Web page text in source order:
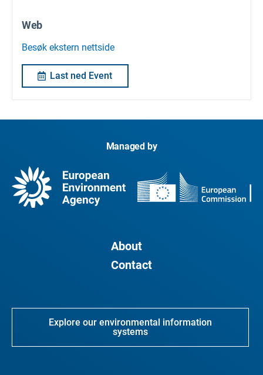
Web
Besøk ekstern nettside
Last ned Event
Managed by
About
Contact
Explore our environmental information
systems